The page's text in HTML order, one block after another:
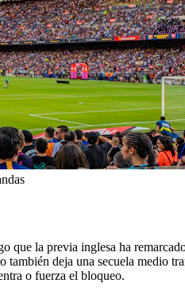
la previa inglesa ha
deja una secuela medio
o fuerza el bloqueo.